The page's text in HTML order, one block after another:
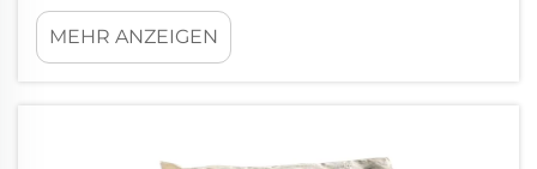
Struktur und Molekulargewicht von PVA 0588
Die Leistungsmerkmale von PVA 0588
hängen von seinem Molekulargewicht von
Einheiten ab. Diese n...
MEHR ANZEIGEN